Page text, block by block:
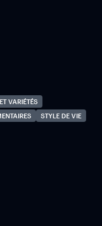
VARIÉTÉS
STYLE DE VIE